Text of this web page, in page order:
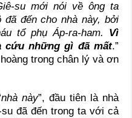
su mới nói về ông ta
đã đến cho nhà này, bởi
tổ phụ Áp-ra-ham. Vì
cứu những gì đã mất.”
trong chân lý và ơn
nhà này”, đầu tiên là nhà
su đã đến trong ta với cả